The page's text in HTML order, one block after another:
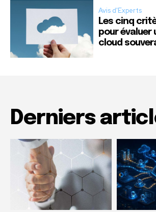
Avis d'Experts
Les cinq
pour évaluer
cloud
Derniers